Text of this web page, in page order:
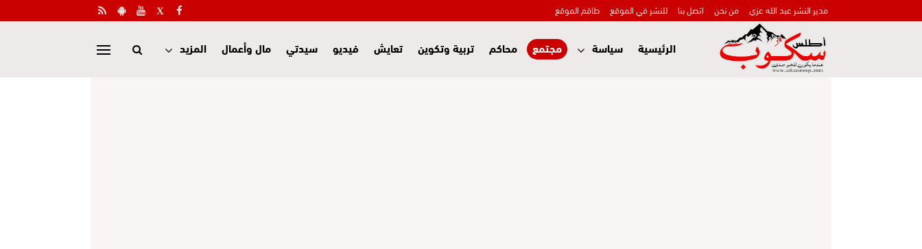
مدير النشر عبد الله عزي من نحن اتصل بنا للنشر في الموقع طاقم الموقع
الرئيسية سياسة مجتمع محاكم تربية وتكوين تعايش فيديو سيدتي مال وأعمال المزيد